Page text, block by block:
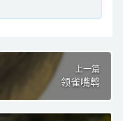
上一篇
领雀嘴鹎